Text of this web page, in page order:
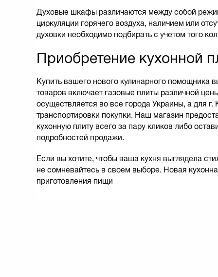
Духовые шкафы различаются между собой
циркуляции горячего воздуха, наличием или
духовки необходимо подбирать с учетом того
Приобретение кухонной
Купить вашего нового кулинарного помощника
товаров включает газовые плиты различной
осуществляется во все города Украины, а для
транспортировки покупки. Наш магазин
кухонную плиту всего за пару кликов либо
подробностей продажи.
Если вы хотите, чтобы ваша кухня выглядела
не сомневайтесь в своем выборе. Новая
приготовления пищи